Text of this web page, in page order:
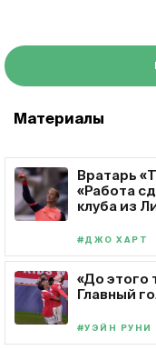
Материалы
Вратарь
«Работа
клуба из
#ДЖО ХАРТ
«До этого
Главный
#УЭЙН РУНИ